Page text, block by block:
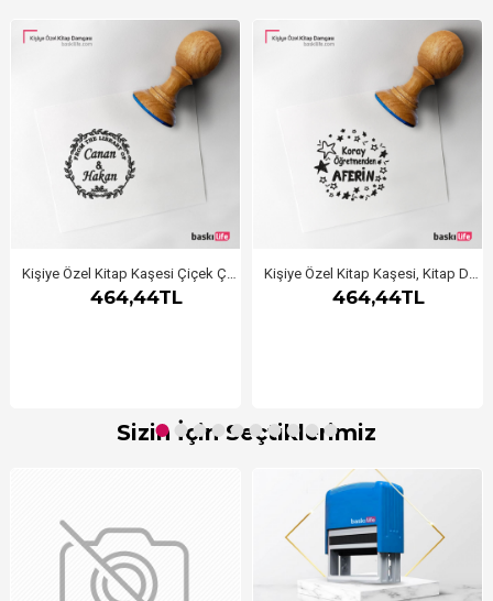
Kişiye Özel Kitap Kaşesi Çiçek Çerçeveli
464,44TL
Kişiye Özel Kitap Kaşesi, Kitap Damgası, Kitap Mührü Öğretmen Kaşesi Aferin
464,44TL
Sizin İçin Seçtiklerimiz